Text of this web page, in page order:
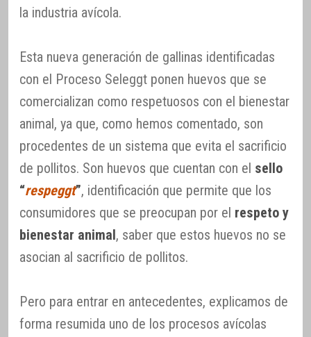
la industria avícola.
Esta nueva generación de gallinas identificadas
con el Proceso Seleggt ponen huevos que se
comercializan como respetuosos con el bienestar
animal, ya que, como hemos comentado, son
procedentes de un sistema que evita el sacrificio
de pollitos. Son huevos que cuentan con el sello
“respeggt”, identificación que permite que los
consumidores que se preocupan por el respeto y
bienestar animal , saber que estos huevos no se
asocian al sacrificio de pollitos.
Pero para entrar en antecedentes, explicamos de
forma resumida uno de los procesos avícolas